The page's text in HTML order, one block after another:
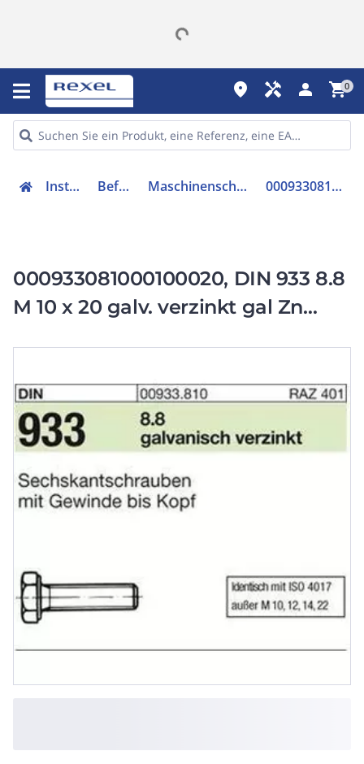
place handyman person shopping_cart0
Installation Befestigen Maschinenschraube/Bolzen 000933081000100020
000933081000100020, DIN 933 8.8
M 10 x 20 galv. verzinkt gal Zn